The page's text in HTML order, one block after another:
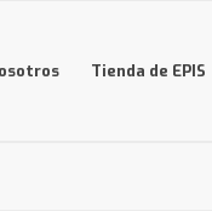
Tienda de EPIS